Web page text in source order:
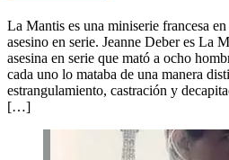
La Mantis es una miniserie francesa
asesino en serie. Jeanne Deber es La
asesina en serie que mató a ocho
cada uno lo mataba de una manera
estrangulamiento, castración y
[…]